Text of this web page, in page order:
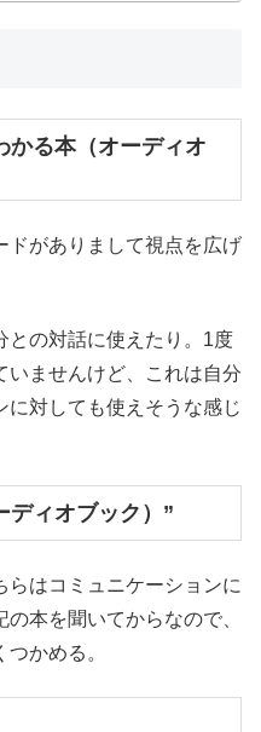
かる本（オーディオ
ドがありまして視点を広げ
との対話に使えたり。1度
いませんけど、これは自分
に対しても使えそうな感じ
ディオブック）”
らはコミュニケーションに
本を聞いてからなので、
かめる。